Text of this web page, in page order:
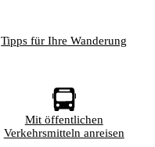
Tipps für Ihre Wanderung
Mit öffentlichen
Verkehrsmitteln anreisen